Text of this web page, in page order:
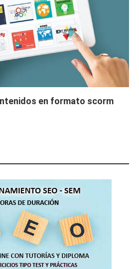
en formato scorm